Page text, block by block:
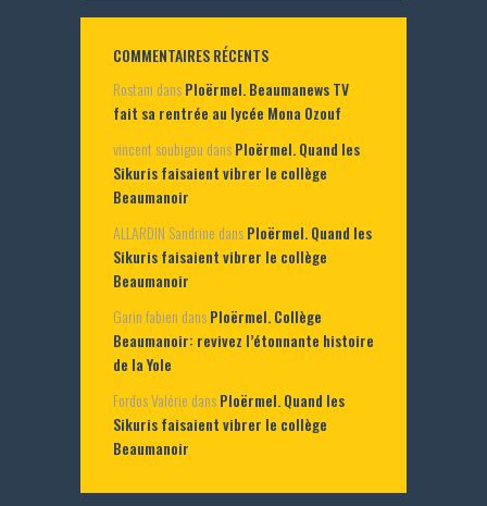
COMMENTAIRES RÉCENTS
Rostam dansPloërmel. Beaumanews TV
fait sa rentrée au lycée Mona Ozouf
vincent soubigou dansPloërmel. Quand les
Sikuris faisaient vibrer le collège
Beaumanoir
ALLARDIN Sandrine dansPloërmel. Quand les
Sikuris faisaient vibrer le collège
Beaumanoir
Garin fabien dansPloërmel. Collège
Beaumanoir: revivez l’étonnante histoire
de la Yole
Fordos Valérie dansPloërmel. Quand les
Sikuris faisaient vibrer le collège
Beaumanoir